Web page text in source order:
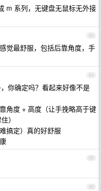
m 系列，无键盘无鼠标无外接
93
觉最舒服，包括后靠角度，手
94
你确定吗？看起来好像不是
角度 + 高度（让手挽略高于键
）
搞定）真的好舒服
95
96